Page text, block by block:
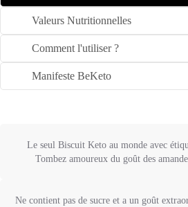
Valeurs Nutritionnelles
Comment l'utiliser ?
Manifeste BeKeto
Le seul Biscuit Keto au monde avec
Tombez amoureux du goût des
Ne contient pas de sucre et a un goût